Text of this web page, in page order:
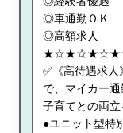
◎車通勤ＯＫ
◎高額求人
✅《高待遇求
で、マイカー
子育てとの両
●ユニット型特